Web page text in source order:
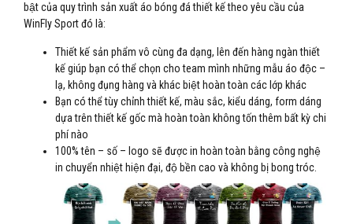
bật của quy trình sản xuất áo bóng đá thiết kế theo yêu cầu của
WinFly Sport đó là:
Thiết kế sản phẩm vô cùng đa dạng, lên đến hàng ngàn thiết
kế giúp bạn có thể chọn cho team mình những mẫu áo độc –
lạ, không đụng hàng và khác biệt hoàn toàn các lớp khác
Bạn có thể tùy chỉnh thiết kế, màu sắc, kiểu dáng, form dáng
dựa trên thiết kế gốc mà hoàn toàn không tốn thêm bất kỳ chi
phí nào
100% tên – số – logo sẽ được in hoàn toàn bằng công nghệ
in chuyển nhiệt hiện đại, độ bền cao và không bị bong tróc.